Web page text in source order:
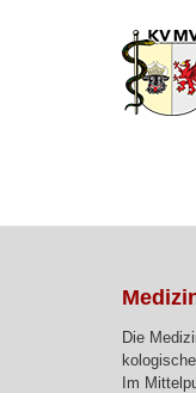
Die
Im